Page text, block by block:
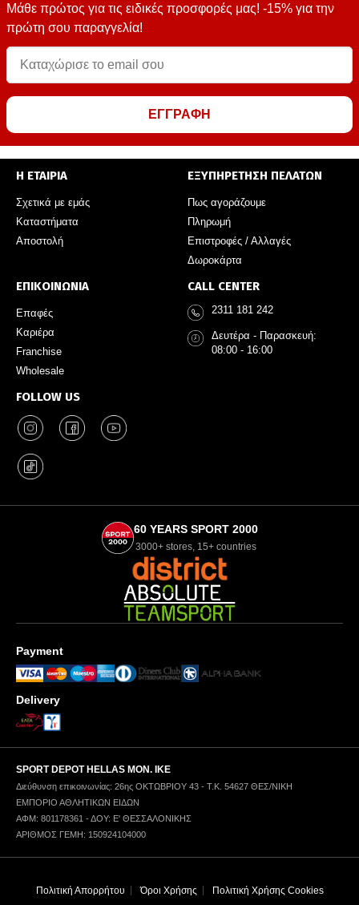
Μάθε πρώτος για τις ειδικές προσφορές μας! -15% για την
πρώτη σου παραγγελία!
ΕΓΓΡΑΦΗ
Η ΕΤΑΙΡΙΑ
Σχετικά με εμάς
Καταστήματα
Αποστολή
ΕΞΥΠΗΡΕΤΗΣΗ ΠΕΛΑΤΩΝ
Πως αγοράζουμε
Πληρωμή
Επιστροφές / Αλλαγές
Δωροκάρτα
ΕΠΙΚΟΙΝΩΝΙΑ
Επαφές
Καριέρα
Franchise
Wholesale
FOLLOW US
CALL CENTER
2311 181 242
Δευτέρα - Παρασκευή:
08:00 - 16:00
60 YEARS SPORT 2000
3000+ stores, 15+ countries
Payment
Delivery
SPORT DEPOT HELLAS ΜΟΝ. ΙΚΕ
Διεύθυνση επικοινωνίας: 26ης ΟΚΤΩΒΡΙΟΥ 43 - Τ.Κ. 54627 ΘΕΣ/ΝΙΚΗ
ΕΜΠΟΡΙΟ ΑΘΛΗΤΙΚΩΝ ΕΙΔΩΝ
ΑΦΜ: 801178361 - ΔΟΥ: Ε' ΘΕΣΣΑΛΟΝΙΚΗΣ
ΑΡΙΘΜΟΣ ΓΕΜΗ: 150924104000
Πολιτική Απορρήτου Όροι Χρήσης Πολιτική Χρήσης Cookies